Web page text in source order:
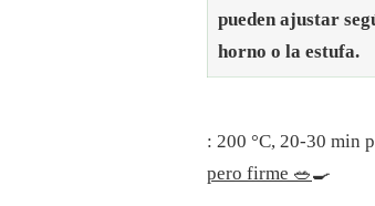
pueden ajustar
horno o la estufa.
: 200 °C, 20-30 min
pero firme 🥗🍳